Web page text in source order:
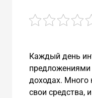
Каждый день
предложениями
доходах. Много
свои средства,